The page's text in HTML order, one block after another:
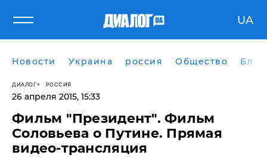
UA
Новости Украина россия Общество
ДИАЛОГ РОССИЯ
26 апреля 2015, 15:33
Фильм "Президент". Фильм
Соловьева о Путине. Прямая
видео-трансляция